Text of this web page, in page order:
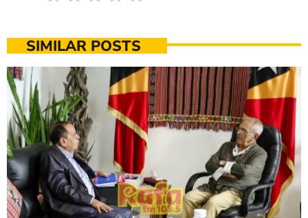
SIMILAR POSTS